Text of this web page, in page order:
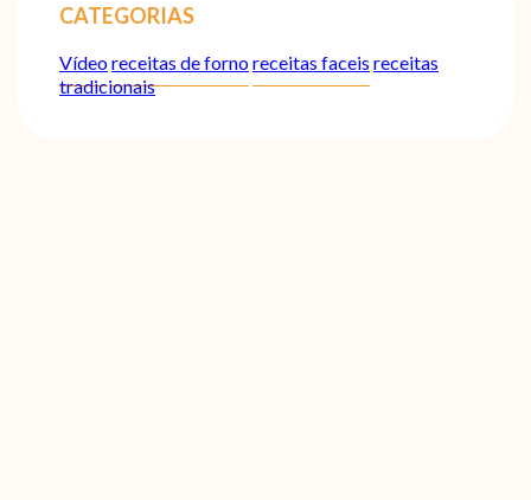
CATEGORIAS
Vídeoreceitas de fornoreceitas faceis receitas
tradicionais